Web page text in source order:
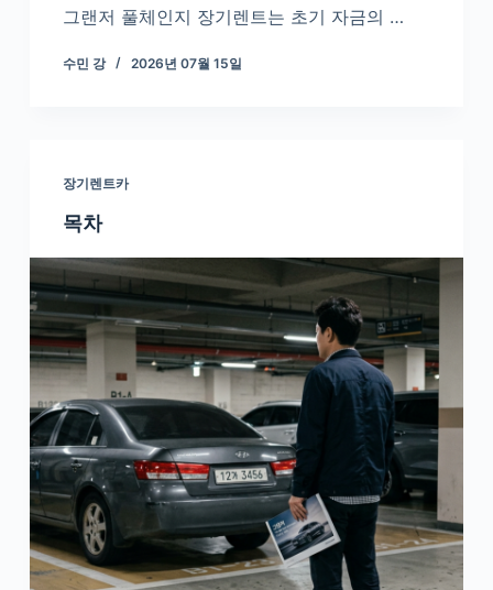
그랜저 풀체인지 장기렌트는 초기 자금의 …
수민 강 2026년 07월 15일
장기렌트카
목차